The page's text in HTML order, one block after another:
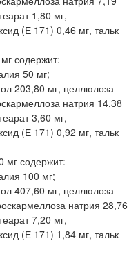
1,80 мг,
(Е 171) 0,46 мг, тальк
содержит:
50 мг;
203,80 мг, целлюлоза
натрия 14,38
3,60 мг,
(Е 171) 0,92 мг, тальк
мг содержит:
100 мг;
407,60 мг, целлюлоза
натрия 28,76
7,20 мг,
(Е 171) 1,84 мг, тальк